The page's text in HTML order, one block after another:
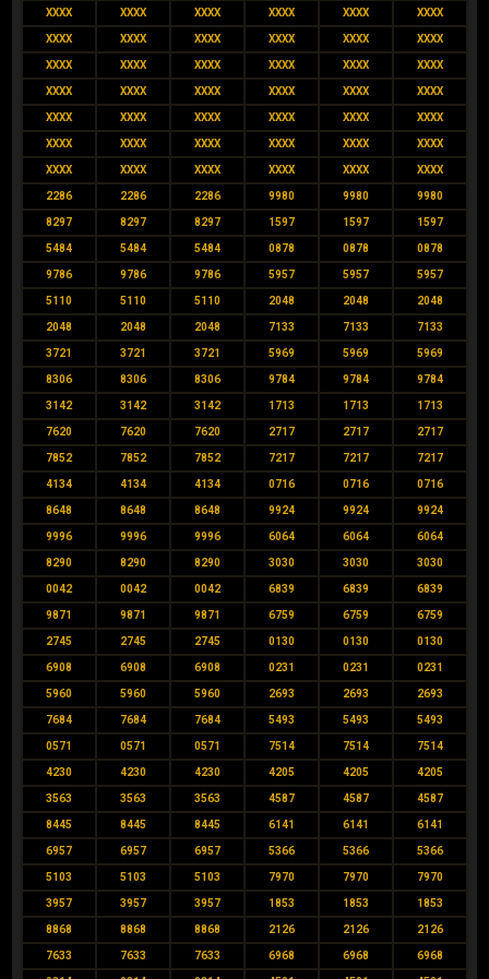
XXXX XXXX XXXX XXXX XXXX XXXX
XXXX XXXX XXXX XXXX XXXX XXXX
XXXX XXXX XXXX XXXX XXXX XXXX
XXXX XXXX XXXX XXXX XXXX XXXX
XXXX XXXX XXXX XXXX XXXX XXXX
XXXX XXXX XXXX XXXX XXXX XXXX
XXXX XXXX XXXX XXXX XXXX XXXX
2286 2286 2286 9980 9980 9980
8297 8297 8297 1597 1597 1597
5484 5484 5484 0878 0878 0878
9786 9786 9786 5957 5957 5957
5110 5110 5110 2048 2048 2048
2048 2048 2048 7133 7133 7133
3721 3721 3721 5969 5969 5969
8306 8306 8306 9784 9784 9784
3142 3142 3142 1713 1713 1713
7620 7620 7620 2717 2717 2717
7852 7852 7852 7217 7217 7217
4134 4134 4134 0716 0716 0716
8648 8648 8648 9924 9924 9924
9996 9996 9996 6064 6064 6064
8290 8290 8290 3030 3030 3030
0042 0042 0042 6839 6839 6839
9871 9871 9871 6759 6759 6759
2745 2745 2745 0130 0130 0130
6908 6908 6908 0231 0231 0231
5960 5960 5960 2693 2693 2693
7684 7684 7684 5493 5493 5493
0571 0571 0571 7514 7514 7514
4230 4230 4230 4205 4205 4205
3563 3563 3563 4587 4587 4587
8445 8445 8445 6141 6141 6141
6957 6957 6957 5366 5366 5366
5103 5103 5103 7970 7970 7970
3957 3957 3957 1853 1853 1853
8868 8868 8868 2126 2126 2126
7633 7633 7633 6968 6968 6968